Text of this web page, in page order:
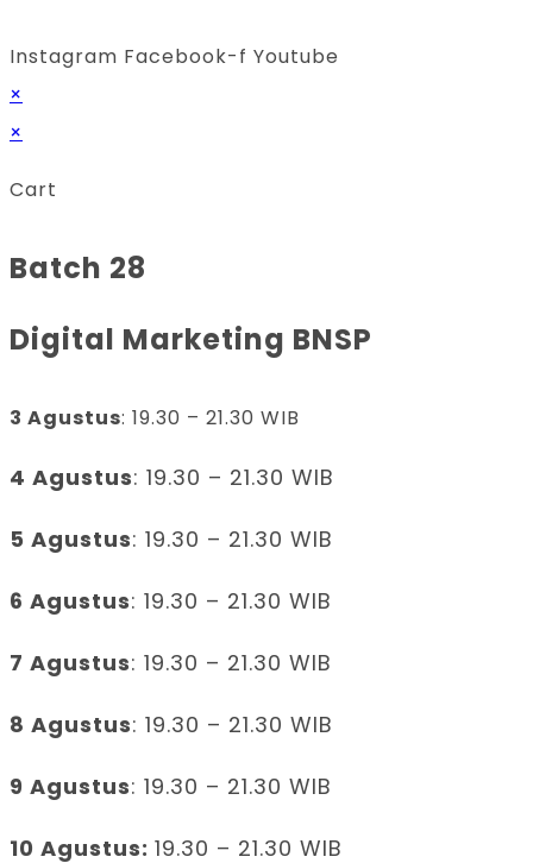
Instagram Facebook-f Youtube
×
×
Cart
Batch 28
Digital Marketing BNSP
3 Agustus: 19.30 – 21.30 WIB
4 Agustus: 19.30 – 21.30 WIB
5 Agustus: 19.30 – 21.30 WIB
6 Agustus: 19.30 – 21.30 WIB
7 Agustus: 19.30 – 21.30 WIB
8 Agustus: 19.30 – 21.30 WIB
9 Agustus: 19.30 – 21.30 WIB
10 Agustus: 19.30 – 21.30 WIB